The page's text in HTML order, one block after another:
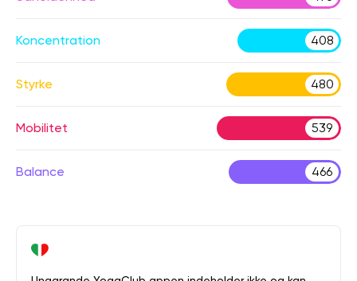
Koncentration 408
Styrke 480
Mobilitet 539
Balance 466